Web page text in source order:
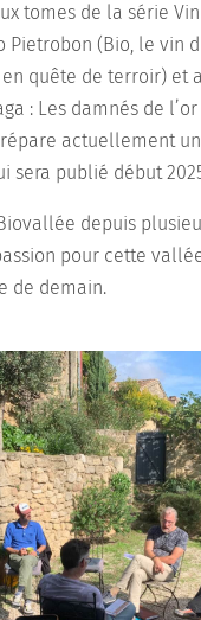
tomes de la série
Pietrobon (Bio, le vin
quête de terroir) et
: Les damnés de
actuellement
sera publié début
depuis
pour cette
de demain.